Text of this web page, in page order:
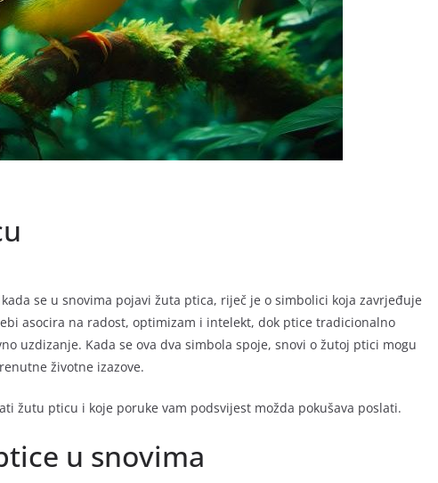
se u snovima pojavi žuta ptica, riječ je o simbolici koja zavrjeđuje
asocira na radost, optimizam i intelekt, dok ptice tradicionalno
uzdizanje. Kada se ova dva simbola spoje, snovi o žutoj ptici mogu
životne izazove.
žutu pticu i koje poruke vam podsvijest možda pokušava poslati.
u snovima